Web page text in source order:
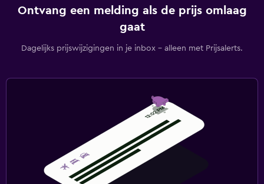
Ontvang een melding als de prijs omlaag
gaat
Dagelijks prijswijzigingen in je inbox - alleen met Prijsalerts.